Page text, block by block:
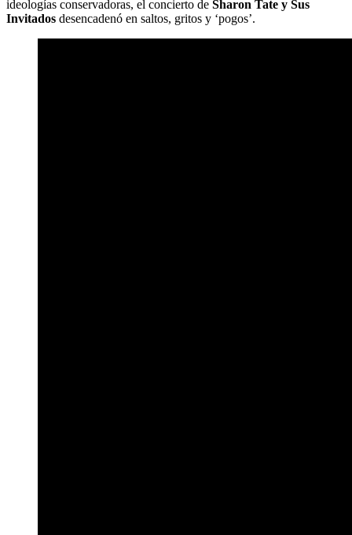
ideologías conservadoras, el concierto de Sharon Tate y Sus
Invitados desencadenó en saltos, gritos y ‘pogos’.